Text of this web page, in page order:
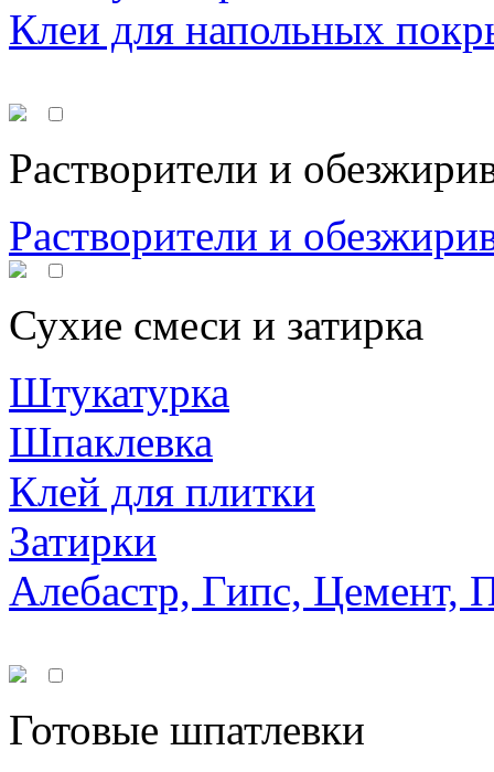
Клеи для напольных
Растворители и
Растворители и
Сухие смеси и затирка
Штукатурка
Шпаклевка
Клей для плитки
Затирки
Алебастр, Гипс, Цемент,
Готовые шпатлевки